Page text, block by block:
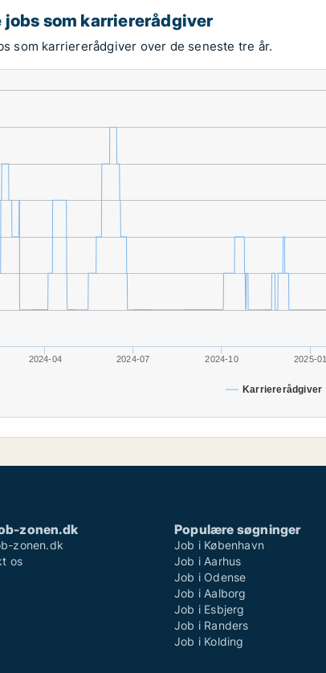
som karriererådgiver
som karriererådgiver over de seneste tre år.
Karriererådgiver
2024-04 2024-07 2024-10 2025-01
zonen.dk
zonen.dk
os
Populære søgninger
Job i København
Job i Aarhus
Job i Odense
Job i Aalborg
Job i Esbjerg
Job i Randers
Job i Kolding